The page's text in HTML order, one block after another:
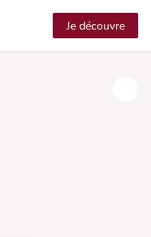
Je découvre